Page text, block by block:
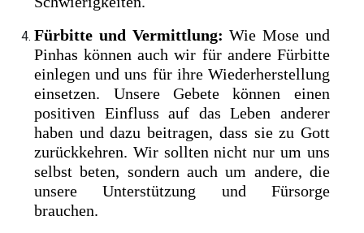
Fürbitte und Vermittlung: Wie Mose und
Pinhas können auch wir für andere Fürbitte
einlegen und uns für ihre Wiederherstellung
einsetzen. Unsere Gebete können einen
positiven Einfluss auf das Leben anderer
haben und dazu beitragen, dass sie zu Gott
zurückkehren. Wir sollten nicht nur um uns
selbst beten, sondern auch um andere, die
unsere Unterstützung und Fürsorge
brauchen.